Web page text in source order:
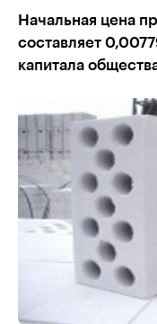
Начальная цена
составляет
капитала